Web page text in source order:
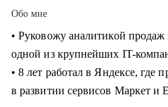
Обо мне
• Руковожу аналитикой
одной из крупнейших IT-
• 8 лет работал в Яндексе, где
в развитии сервисов Маркет и